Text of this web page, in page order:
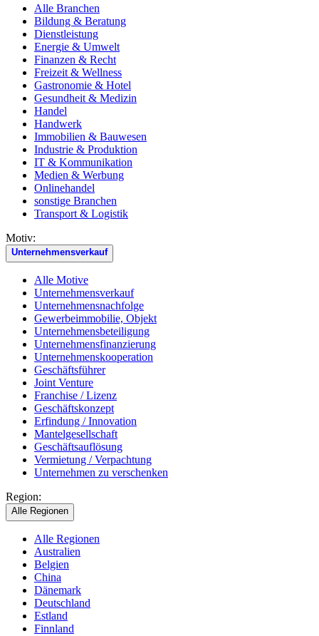
Alle Branchen
Bildung & Beratung
Dienstleistung
Energie & Umwelt
Finanzen & Recht
Freizeit & Wellness
Gastronomie & Hotel
Gesundheit & Medizin
Handel
Handwerk
Immobilien & Bauwesen
Industrie & Produktion
IT & Kommunikation
Medien & Werbung
Onlinehandel
sonstige Branchen
Transport & Logistik
Motiv:
Unternehmensverkauf
Alle Motive
Unternehmensverkauf
Unternehmensnachfolge
Gewerbeimmobilie, Objekt
Unternehmensbeteiligung
Unternehmensfinanzierung
Unternehmenskooperation
Geschäftsführer
Joint Venture
Franchise / Lizenz
Geschäftskonzept
Erfindung / Innovation
Mantelgesellschaft
Geschäftsauflösung
Vermietung / Verpachtung
Unternehmen zu verschenken
Region:
Alle Regionen
Alle Regionen
Australien
Belgien
China
Dänemark
Deutschland
Estland
Finnland